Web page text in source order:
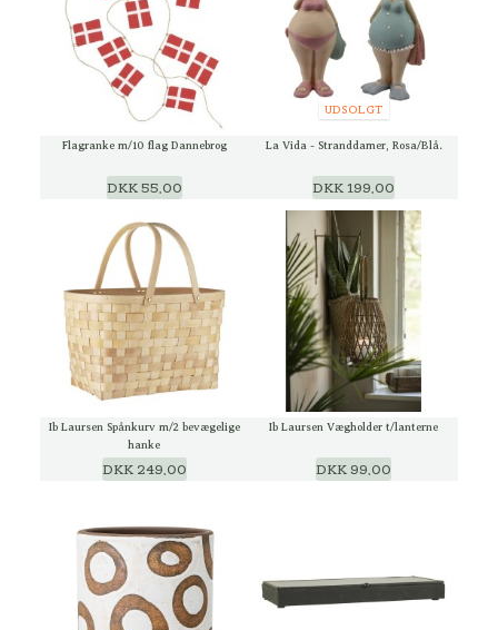
Flagranke m/10 flag Dannebrog
DKK 55,00
UDSOLGT
La Vida - Stranddamer, Rosa/Blå.
DKK 199,00
Ib Laursen Spånkurv m/2 bevægelige
hanke
DKK 249,00
Ib Laursen Vægholder t/lanterne
DKK 99,00